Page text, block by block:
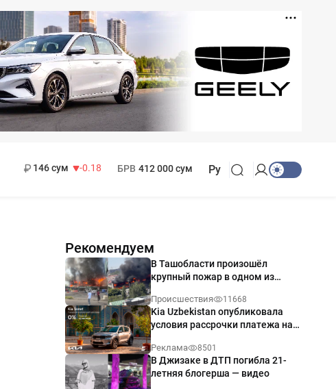
146 сум
-0.18
БРВ 412 000 сум Ру
Рекомендуем
В Ташобласти произошёл
крупный пожар в одном из
Происшествия 11668
Kia Uzbekistan опубликовала
условия рассрочки платежа на
годовых
Реклама 8501
В Джизаке в ДТП погибла 21-
летняя блогерша — видео